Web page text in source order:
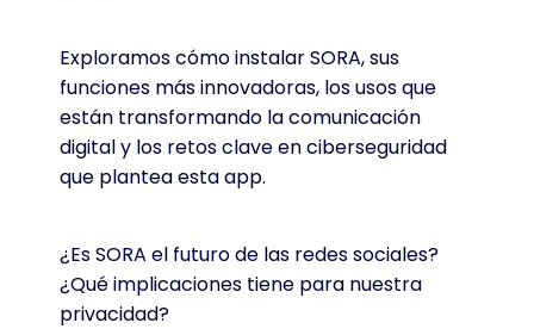
Exploramos cómo instalar SORA, sus
funciones más innovadoras, los usos que
están transformando la comunicación
digital y los retos clave en ciberseguridad
que plantea esta app.
¿Es SORA el futuro de las redes sociales?
¿Qué implicaciones tiene para nuestra
privacidad?